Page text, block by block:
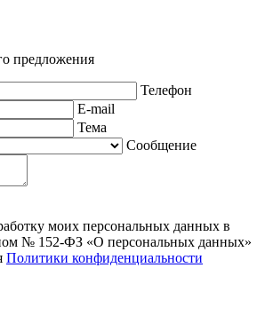
предложения
Телефон
E-mail
Тема
Сообщение
моих персональных данных в
№ 152-ФЗ «О персональных данных»
Политики конфиденциальности